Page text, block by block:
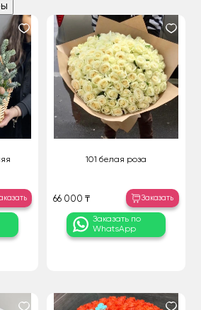
101 белая роза
66 000 ₸ Заказать
Заказать по
WhatsApp